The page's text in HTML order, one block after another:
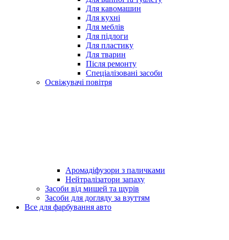
Для кавомашин
Для кухні
Для меблів
Для підлоги
Для пластику
Для тварин
Після ремонту
Спеціалізовані засоби
Освіжувачі повітря
Аромадіфузори з паличками
Нейтралізатори запаху
Засоби від мишей та щурів
Засоби для догляду за взуттям
Все для фарбування авто